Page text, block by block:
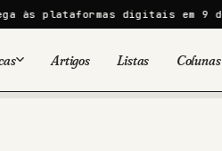
digitais em 9 de agosto
Artigos Listas Colunas